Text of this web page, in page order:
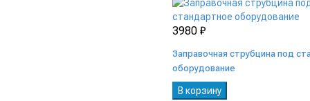
3980 ₽
Заправочная струбцина под
оборудование
В корзину